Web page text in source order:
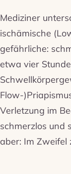
Mediziner
ischämische
gefährliche:
etwa vier
Flow-
Verletzung im
schmerzlos und
aber: Im Zweifel